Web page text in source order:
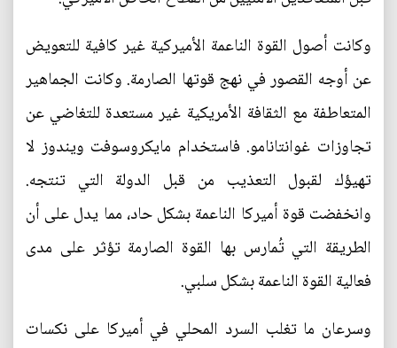
وكانت أصول القوة الناعمة الأميركية غير كافية للتعويض
عن أوجه القصور في نهج قوتها الصارمة. وكانت الجماهير
المتعاطفة مع الثقافة الأمريكية غير مستعدة للتغاضي عن
تجاوزات غوانتانامو. فاستخدام مايكروسوفت ويندوز لا
تهيؤك لقبول التعذيب من قبل الدولة التي تنتجه.
وانخفضت قوة أميركا الناعمة بشكل حاد، مما يدل على أن
الطريقة التي تُمارس بها القوة الصارمة تؤثر على مدى
فعالية القوة الناعمة بشكل سلبي.
وسرعان ما تغلب السرد المحلي في أميركا على نكسات